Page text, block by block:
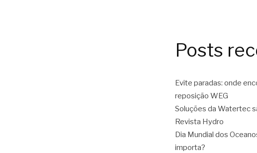
Posts
Evite paradas: onde
reposição WEG
Soluções da Watertec
Revista Hydro
Dia Mundial dos
importa?